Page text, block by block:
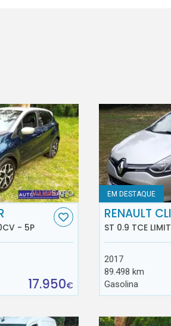
- 5P
17.950€
EM DESTAQUE
RENAULT
ST 0.9 TCE
2017
89.498 km
Gasolina